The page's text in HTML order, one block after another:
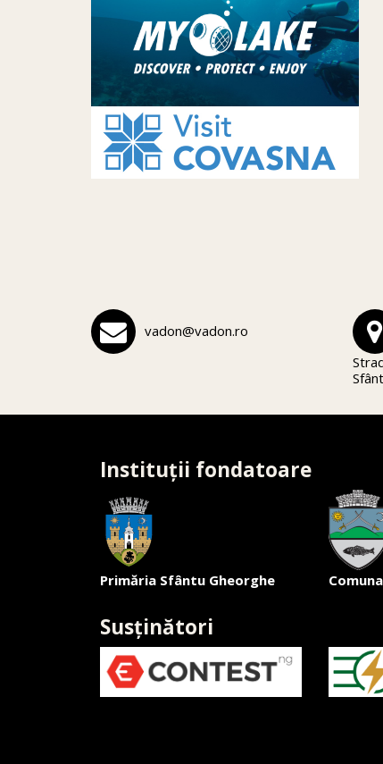
vadon@vadon.ro
Instituții fondatoare
Primăria Sfântu Gheorghe
Susținători